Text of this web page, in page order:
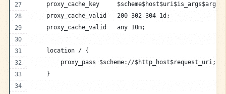
    proxy_cache_key     $scheme$host$uri$is_args$args;
    proxy_cache_valid   200 302 304 1d;
    proxy_cache_valid   any 10m;
    location / {
        proxy_pass $scheme://$http_host$request_uri;
    }